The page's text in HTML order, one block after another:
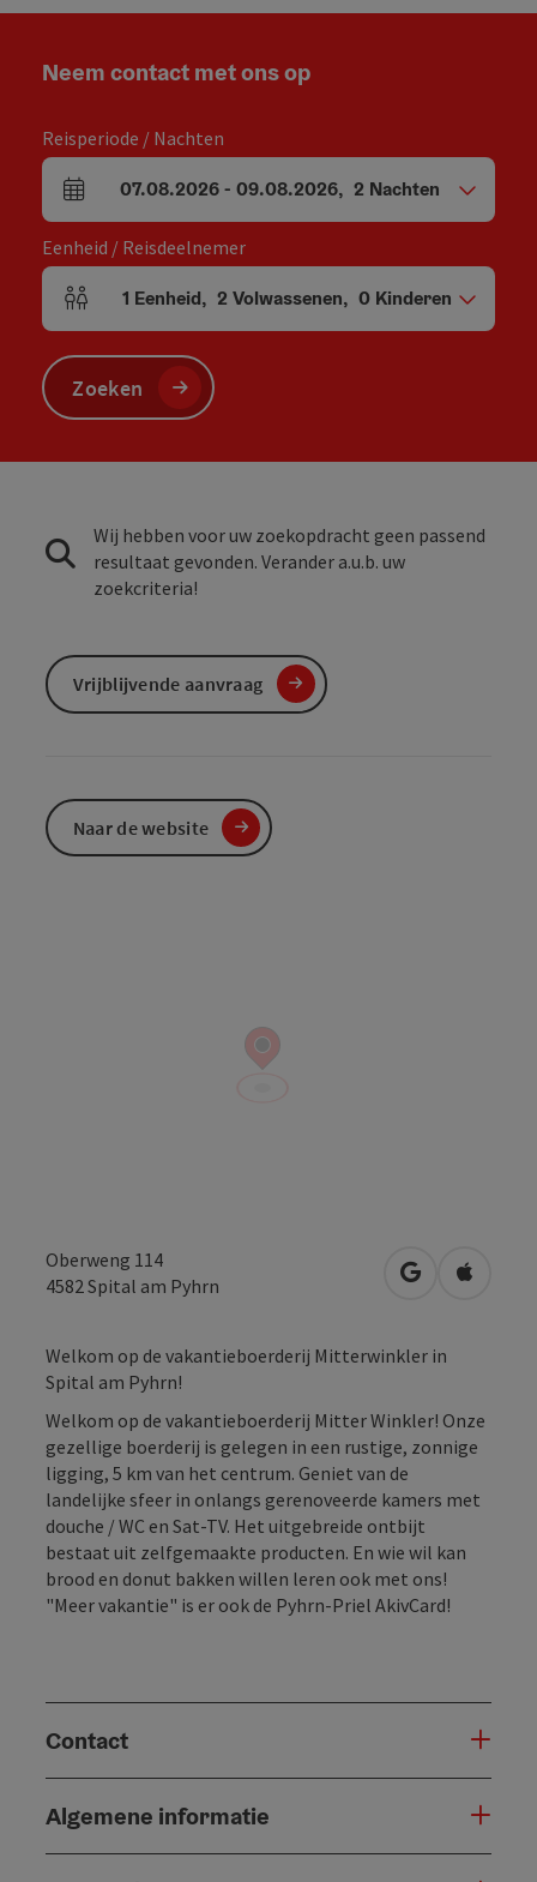
Oberweng 114
4582 Spital am Pyhrn Openen in
Welkom op de vakantieboerderij Mitterwinkler in
Spital am Pyhrn!
Welkom op de vakantieboerderij Mitter Winkler! Onze
gezellige boerderij is gelegen in een rustige, zonnige
ligging, 5 km van het centrum. Geniet van de
landelijke sfeer in onlangs gerenoveerde kamers met
douche / WC en Sat-TV. Het uitgebreide ontbijt
bestaat uit zelfgemaakte producten. En wie wil kan
brood en donut bakken willen leren ook met ons!
"Meer vakantie" is er ook de Pyhrn-Priel AkivCard!
Contact
Algemene informatie
Neem contact met ons op
Reisperiode / Nachten
Velden voor aankomst en vertrek
07.08.2026- 09.08.2026, 2 Nachten
Eenheid / Reisdeelnemer
Aantal eenheden en persoonsvelden
1 Eenheid, 2 Volwassenen, 0 Kinderen
Zoeken
Wij hebben voor uw zoekopdracht geen passend
resultaat gevonden. Verander a.u.b. uw
zoekcriteria!
Vrijblijvende aanvraag
Naar de website